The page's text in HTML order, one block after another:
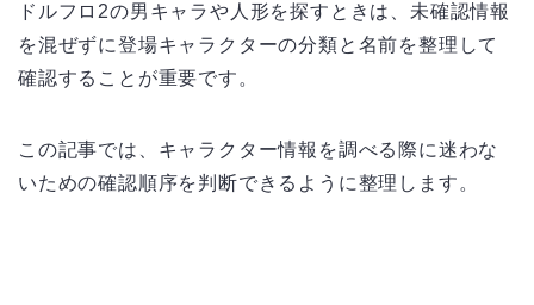
ドルフロ2の男キャラや人形を探すときは、未確認情報
を混ぜずに登場キャラクターの分類と名前を整理して
確認することが重要です。
この記事では、キャラクター情報を調べる際に迷わな
いための確認順序を判断できるように整理します。